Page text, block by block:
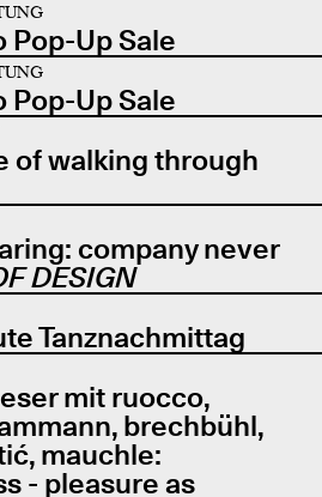
Pop-Up Sale
Pop-Up Sale
of walking through
company never
DESIGN
Tanznachmittag
mit ruocco,
brechbühl,
mauchle:
- pleasure as